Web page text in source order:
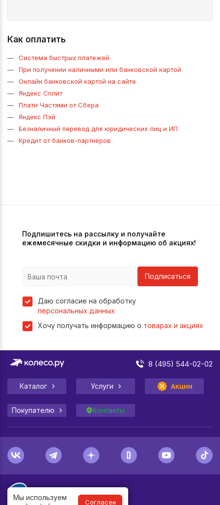
Мы используем
Согласен
Как оплатить
Система быстрых платежей
При получении наличными или банковской картой
Онлайн банковской картой на сайте
Яндекс Сплит
Плати Частями от Сбера
Яндекс Пэй
Безналичный перевод для юридических лиц и ИП
Кредит от банков-партнёров
Подпишитесь на рассылку и получайте
ежемесячные скидки и информацию об акциях!
Подписаться
Даю согласие на обработку
персональных данных
Хочу получать информацию о товарах и акциях
8 (495) 544-02-02
Каталог Услуги Акции
Покупателю Контакты